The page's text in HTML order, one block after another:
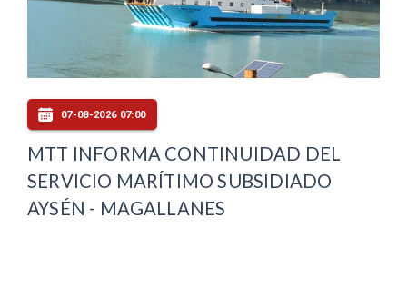
07-08-2026 07:00
MTT INFORMA CONTINUIDAD DEL
SERVICIO MARÍTIMO SUBSIDIADO
AYSÉN - MAGALLANES